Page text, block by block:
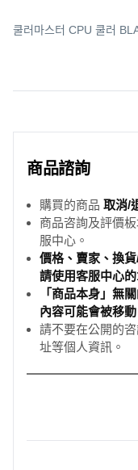
쿨러마스터 CPU 쿨러
商品諮詢
購買的商品 取消/
商品咨詢及評價
服中心。
價格、賣家、換
請使用客服中心
「商品本身」無
內容可能會被移
請不要在公開的
址等個人資訊。